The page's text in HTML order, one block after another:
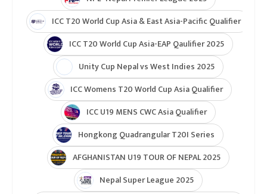
ICC T20 World Cup 2026
ICC Cricket World Cup League 2
Indian Premier League (IPL 2025)
ICC Women’s Under-19 T20 World Cup 2025
U19 Women\'s World Cup warmup
ICC Men T20 World Cup 2024
IPL 2024
Under Lights T20I Series 2026
ICC Womens T20 World Cup Global Qualifier 2026